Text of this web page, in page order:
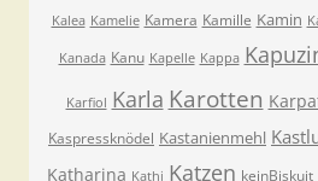
Kalea Kamelie Kamera Kamille Kamin
Kanada Kanu Kapelle Kappa
Karfiol Karla Karotten
Kaspressknödel Kastanienmehl
Katharina Kathi Katzen keinBiskuit